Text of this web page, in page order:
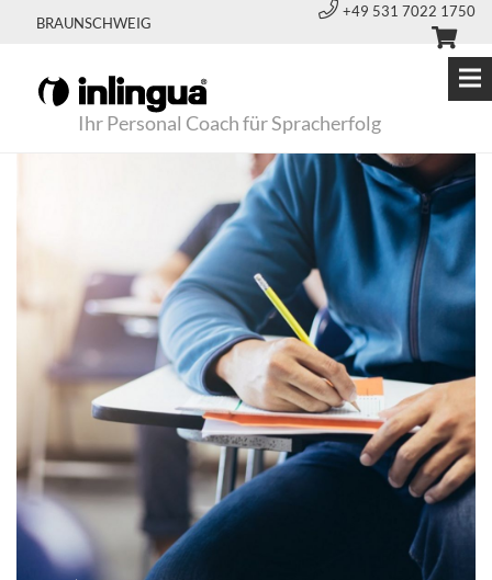
BRAUNSCHWEIG
+49 531 7022 1750
Ihr Personal Coach für Spracherfolg